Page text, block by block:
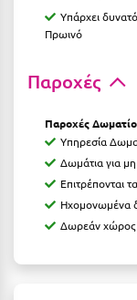
Κουρούτα Ηλείας
Κρήτη
Κρουαζιέρες
Κύθηρα
Κυλλήνη
Κύμη Ευβοίας
Υπάρχει
Πρωινό
Παροχές
Παροχές
Υπηρεσία
Δωμάτια για μη
Επιτρέπονται
Ηχομονωμένα
Δωρεάν χώρος